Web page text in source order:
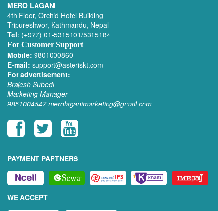
MERO LAGANI
4th Floor, Orchid Hotel Building
Tripureshwor, Kathmandu, Nepal
Tel: (+977) 01-5315101/5315184
For Customer Support
Mobile: 9801000860
E-mail: support@asteriskt.com
For advertisement:
Brajesh Subedi
Marketing Manager
9851004547 merolaganimarketing@gmail.com
PAYMENT PARTNERS
WE ACCEPT